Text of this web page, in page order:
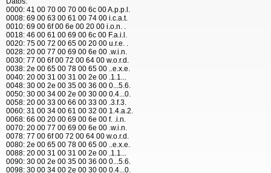
0000: 41 00 70 00 70 00 6c 00 A.p.p.l.
0008: 69 00 63 00 61 00 74 00 i.c.a.t.
0010: 69 00 6f 00 6e 00 20 00 i.o.n. .
0018: 46 00 61 00 69 00 6c 00 F.a.i.l.
0020: 75 00 72 00 65 00 20 00 u.r.e. .
0028: 20 00 77 00 69 00 6e 00 .w.i.n.
0030: 77 00 6f 00 72 00 64 00 w.o.r.d.
0038: 2e 00 65 00 78 00 65 00 ..e.x.e.
0040: 20 00 31 00 31 00 2e 00 .1.1...
0048: 30 00 2e 00 35 00 36 00 0...5.6.
0050: 30 00 34 00 2e 00 30 00 0.4...0.
0058: 20 00 33 00 66 00 33 00 .3.f.3.
0060: 31 00 34 00 61 00 32 00 1.4.a.2.
0068: 66 00 20 00 69 00 6e 00 f. .i.n.
0070: 20 00 77 00 69 00 6e 00 .w.i.n.
0078: 77 00 6f 00 72 00 64 00 w.o.r.d.
0080: 2e 00 65 00 78 00 65 00 ..e.x.e.
0088: 20 00 31 00 31 00 2e 00 .1.1...
0090: 30 00 2e 00 35 00 36 00 0...5.6.
0098: 30 00 34 00 2e 00 30 00 0.4...0.